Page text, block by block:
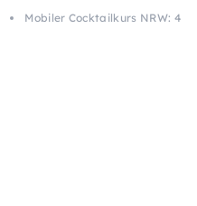
Mobiler Cocktailkurs NRW: 4